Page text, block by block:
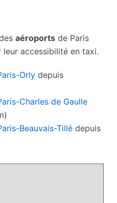
aéroports de Paris
accessibilité en taxi.
Orly depuis
Charles de Gaulle
Beauvais-Tillé depuis